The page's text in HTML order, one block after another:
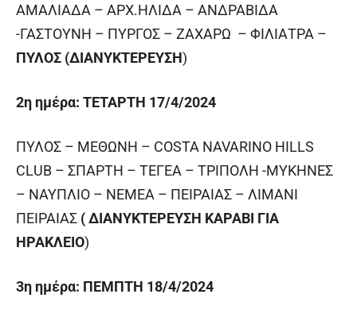
ΑΜΑΛΙΑΔΑ – ΑΡΧ.ΗΛΙΔΑ – ΑΝΔΡΑΒΙΔΑ
-ΓΑΣΤΟΥΝΗ – ΠΥΡΓΟΣ – ΖΑΧΑΡΩ – ΦΙΛΙΑΤΡΑ –
ΠΥΛΟΣ (ΔΙΑΝΥΚΤΕΡΕΥΣΗ)
2η ημέρα: ΤΕΤΑΡΤΗ 17/4/2024
ΠΥΛΟΣ – ΜΕΘΩΝΗ – COSTA NAVARINO HILLS
CLUB – ΣΠΑΡΤΗ – ΤΕΓΕΑ – ΤΡΙΠΟΛΗ -ΜΥΚΗΝΕΣ
– NAYΠΛΙΟ – ΝΕΜΕΑ – ΠΕΙΡΑΙΑΣ – ΛΙΜΑΝΙ
ΠΕΙΡΑΙΑΣ ( ΔΙΑΝΥΚΤΕΡΕΥΣΗ ΚΑΡΑΒΙ ΓΙΑ
ΗΡΑΚΛΕΙΟ)
3η ημέρα: ΠΕΜΠΤΗ 18/4/2024